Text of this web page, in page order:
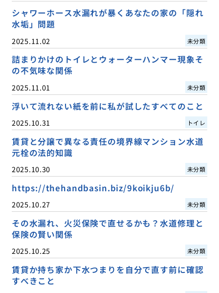
シャワーホース水漏れが暴くあなたの家の「隠れ
水垢」問題
2025.11.02 未分類
詰まりかけのトイレとウォーターハンマー現象そ
の不気味な関係
2025.11.01 未分類
浮いて流れない紙を前に私が試したすべてのこと
2025.10.31 トイレ
賃貸と分譲で異なる責任の境界線マンション水道
元栓の法的知識
2025.10.30 未分類
https://thehandbasin.biz/9koikju6b/
2025.10.27 未分類
その水漏れ、火災保険で直せるかも？水道修理と
保険の賢い関係
2025.10.25 未分類
賃貸か持ち家か下水つまりを自分で直す前に確認
すべきこと